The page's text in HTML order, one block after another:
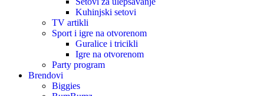
Kuhinjski setovi
TV artikli
Sport i igre na otvorenom
Guralice i tricikli
Igre na otvorenom
Party program
Brendovi
Biggies